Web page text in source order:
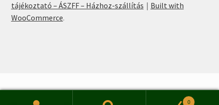
tájékoztató – ÁSZFF – Házhoz-szállítás
Built with
WooCommerce.
0